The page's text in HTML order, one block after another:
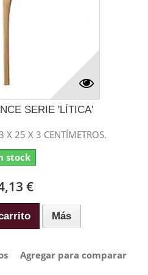
SERIE 'LÍTICA'
X 25 X 3 CENTÍMETROS.
stock
€
Más
Agregar para comparar